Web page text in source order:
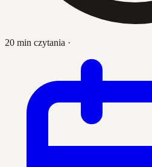
20 min czytania ·